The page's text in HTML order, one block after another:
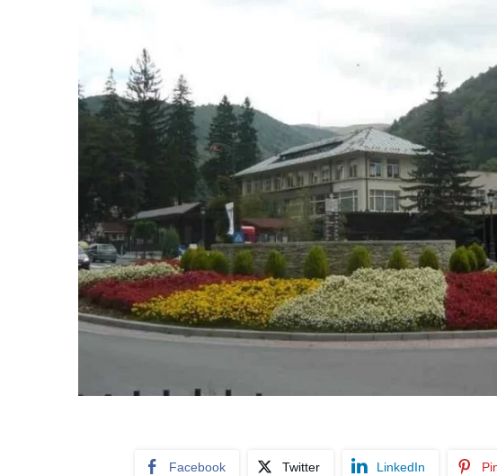
Facebook Twitter LinkedIn